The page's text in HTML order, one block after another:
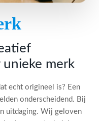
merk
echt origineel is? Een
onderscheidend. Bij
uitdaging. Wij geloven